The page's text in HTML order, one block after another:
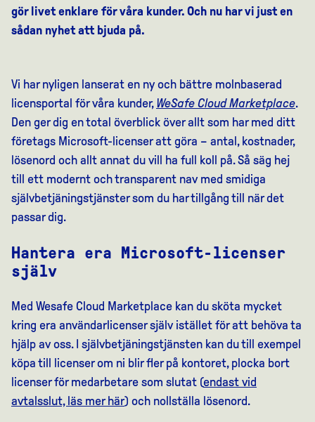
gör livet enklare för våra kunder. Och nu har vi just en
sådan nyhet att bjuda på.
Vi har nyligen lanserat en ny och bättre molnbaserad
licensportal för våra kunder, WeSafe Cloud Marketplace.
Den ger dig en total överblick över allt som har med ditt
företags Microsoft-licenser att göra – antal, kostnader,
lösenord och allt annat du vill ha full koll på. Så säg hej
till ett modernt och transparent nav med smidiga
självbetjäningstjänster som du har tillgång till när det
passar dig.
Hantera era Microsoft-licenser
själv
Med Wesafe Cloud Marketplace kan du sköta mycket
kring era användarlicenser själv istället för att behöva ta
hjälp av oss. I självbetjäningstjänsten kan du till exempel
köpa till licenser om ni blir fler på kontoret, plocka bort
licenser för medarbetare som slutat (endast vid
avtalsslut, läs mer här) och nollställa lösenord.